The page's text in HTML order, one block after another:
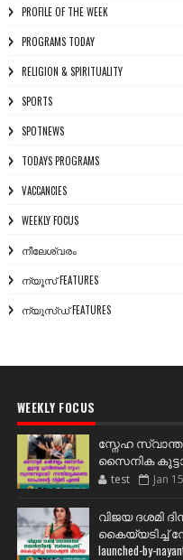
PROFILE OF THE WEEK
PROGRAMS TODAY
RELIGION & SPIRITUALITY
SPORTS
SPOTNEWS
TODAYS PROGRAMS
VACCANCIES
WEEKLY FOCUS
നീലേശ്വരം
ന്യൂസ് FEATURES
ന്യൂസ്ഡ് FEATURES
WEEKLY FOCUS
സ്നേഹ
സൈനിക
test Jan
വിജയ ദശമി
കൈയ്യടിച്ച്
launched-by-